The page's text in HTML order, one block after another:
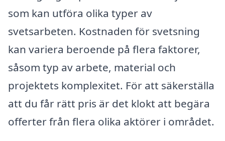
som kan utföra olika typer av
svetsarbeten. Kostnaden för svetsning
kan variera beroende på flera faktorer,
såsom typ av arbete, material och
projektets komplexitet. För att säkerställa
att du får rätt pris är det klokt att begära
offerter från flera olika aktörer i området.